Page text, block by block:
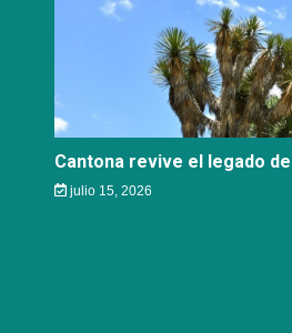
Cantona revive el legado
julio 15, 2026